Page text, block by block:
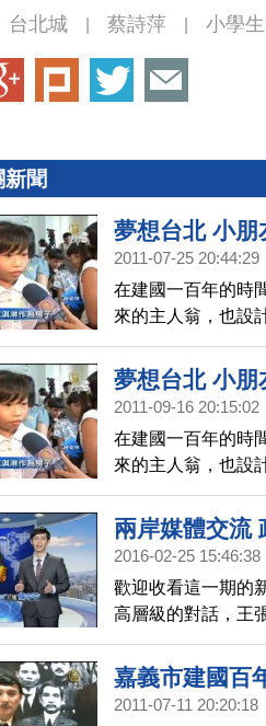
台北城 蔡詩萍 小學生
聞
夢想台北 小朋
2011-07-25 20:44:29
在建國一百年的時
來的主人翁，也設
夢想台北 小朋
2011-09-16 20:15:02
在建國一百年的時
來的主人翁，也設
兩岸媒體交流
2016-02-25 15:46:38
歡迎收看這一期的
高層級的對話，王
然被聚焦關注，在
竟是交流？還是新
張會 台灣媒體自由
嘉義市建國百
2011-07-11 20:20:18